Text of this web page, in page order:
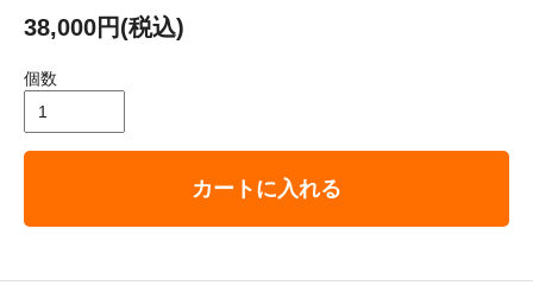
38,000円(税込)
個数
カートに入れる